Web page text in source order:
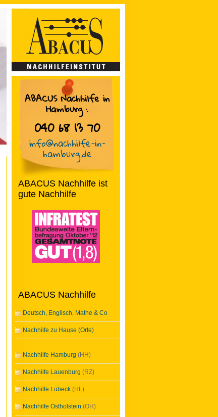
ABACUS Nachhilfe in
Hamburg:
040 68 13 70
info@nachhilfe-in-
hamburg.de
ABACUS Nachhilfe ist
gute Nachhilfe
ABACUS Nachhilfe
Deutsch, Englisch, Mathe & Co
Nachhilfe zu Hause (Orte)
Nachhilfe Hamburg (HH)
Nachhilfe Lauenburg (RZ)
Nachhilfe Lübeck (HL)
Nachhilfe Ostholstein (OH)